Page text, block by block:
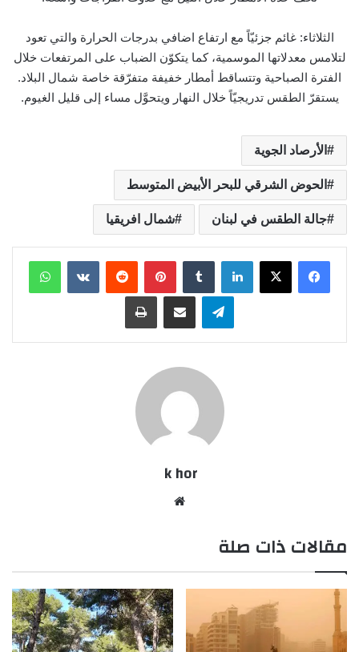
الثلاثاء: غائم جزئيّاً مع ارتفاع اضافي بدرجات الحرارة والتي تعود
لتلامس معدلاتها الموسمية، كما يتكوّن الضباب على المرتفعات خلال
الفترة الصباحية وتتساقط أمطار خفيفة متفرّقة خاصة شمال البلاد.
يستقرّ الطقس تدريجيّاً خلال النهار ويتحوَّل مساء إلى قليل الغيوم.
الأرصاد الجوية
الحوض الشرقي للبحر الأبيض المتوسط
جالة الطقس في لبنان شمال افريقيا
لينكدإن بينتيريست
تيلقرام مشاركة عبر البريد طباعة
k hor
مقالات ذات صلة